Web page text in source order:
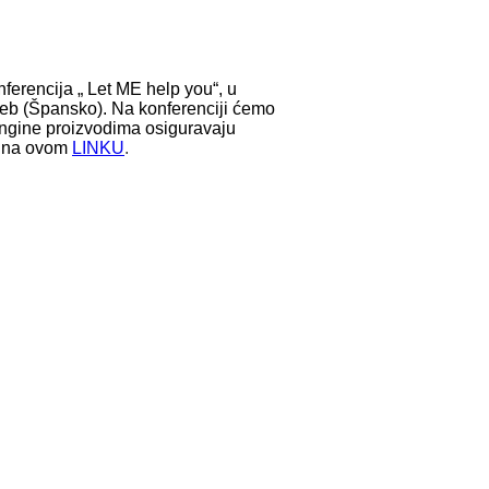
„ Let ME help you“, u
(Špansko). Na konferenciji ćemo
proizvodima osiguravaju
ovom LINKU.